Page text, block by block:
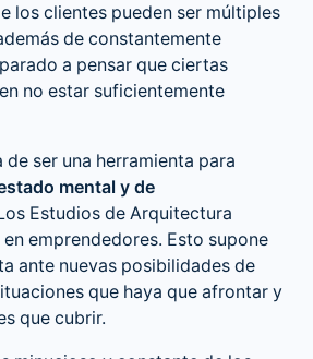
los clientes pueden ser múltiples
de constantemente
a pensar que ciertas
no estar suficientemente
ser una herramienta para
mental y de
Estudios de Arquitectura
emprendedores. Esto supone
ante nuevas posibilidades de
que haya que afrontar y
que cubrir.